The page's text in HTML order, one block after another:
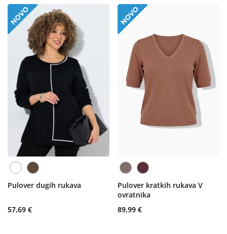
Pulover dugih rukava
57,69 €
Pulover kratkih rukava V
ovratnika
89,99 €